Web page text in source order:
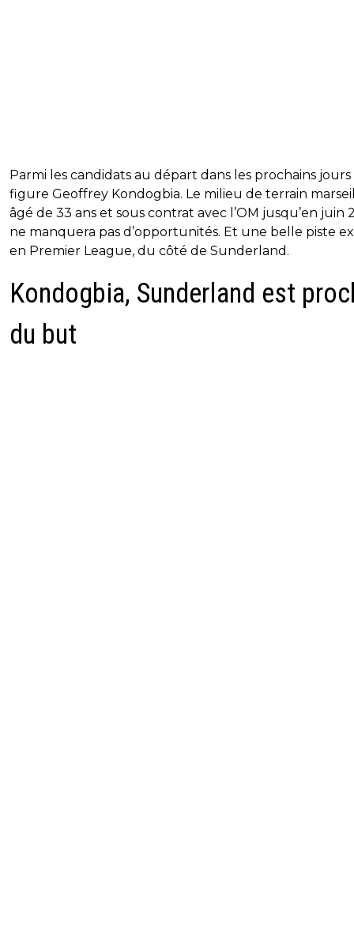
Parmi les candidats au départ dans les prochains jours
figure Geoffrey Kondogbia. Le milieu de terrain
âgé de 33 ans et sous contrat avec l’OM jusqu’en juin
ne manquera pas d’opportunités. Et une belle piste
en Premier League, du côté de Sunderland.
Kondogbia, Sunderland est
du but